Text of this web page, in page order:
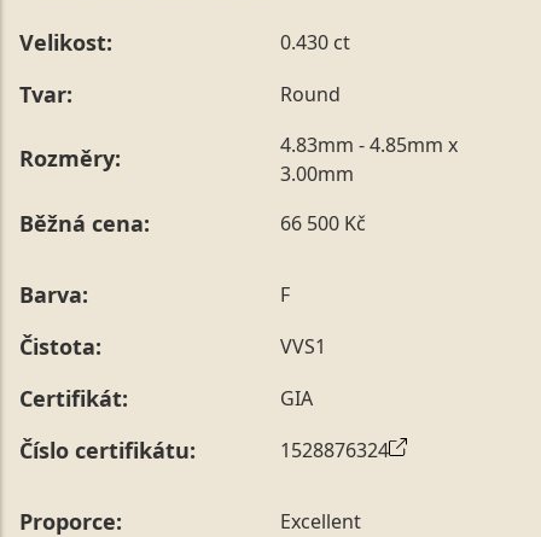
Velikost: 0.430 ct
Tvar: Round
Rozměry:
4.83mm - 4.85mm x
3.00mm
Běžná cena: 66 500 Kč
Barva: F
Čistota: VVS1
Certifikát: GIA
Číslo certifikátu: 1528876324
Proporce: Excellent